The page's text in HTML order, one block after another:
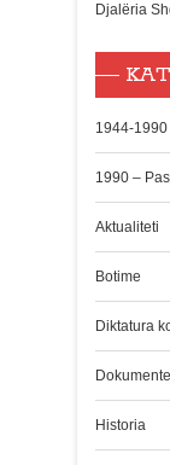
Djalëria
1944-1990
1990 –
Aktualiteti
Botime
Diktatura
Dokumente
Historia